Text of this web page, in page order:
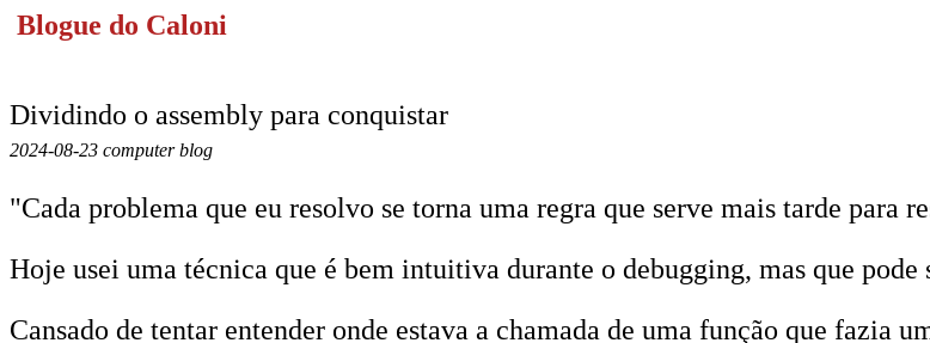
Blogue do Caloni
Dividindo o assembly para conquistar
2024-08-23 computer blog
"Cada problema que eu resolvo se torna uma regra que serve mais tarde para
Hoje usei uma técnica que é bem intuitiva durante o debugging, mas que
Cansado de tentar entender onde estava a chamada de uma função que fazia